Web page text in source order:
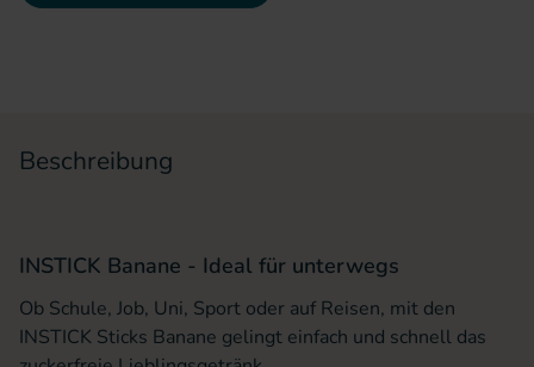
Beschreibung
INSTICK Banane - Ideal für unterwegs
Ob Schule, Job, Uni, Sport oder auf Reisen, mit den
INSTICK Sticks Banane gelingt einfach und schnell das